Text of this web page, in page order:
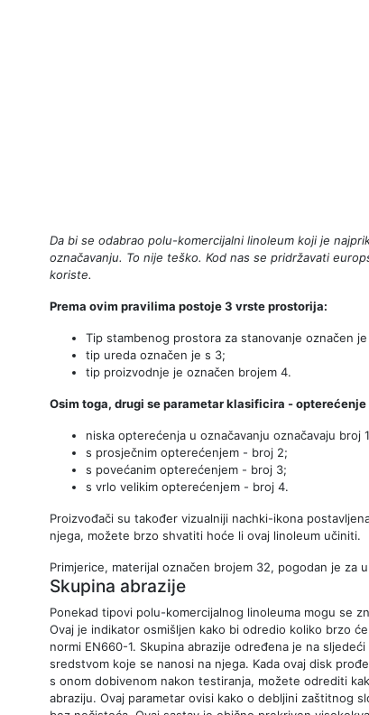
Da bi se odabrao polu-komercijalni linoleum koji je
označavanju. To nije teško. Kod nas se pridržavati
koriste.
Prema ovim pravilima postoje 3 vrste prostorija:
Tip stambenog prostora za stanovanje označen
tip ureda označen je s 3;
tip proizvodnje je označen brojem 4.
Osim toga, drugi se parametar klasificira -
niska opterećenja u označavanju označavaju broj
s prosječnim opterećenjem - broj 2;
s povećanim opterećenjem - broj 3;
s vrlo velikim opterećenjem - broj 4.
Proizvođači su također vizualniji nachki-ikona
njega, možete brzo shvatiti hoće li ovaj linoleum učiniti.
Primjerice, materijal označen brojem 32, pogodan je za
Skupina abrazije
Ponekad tipovi polu-komercijalnog linoleuma mogu se
Ovaj je indikator osmišljen kako bi odredio koliko brzo
normi EN660-1. Skupina abrazije određena je na
sredstvom koje se nanosi na njega. Kada ovaj disk
s onom dobivenom nakon testiranja, možete odrediti
abraziju. Ovaj parametar ovisi kako o debljini zaštitnog